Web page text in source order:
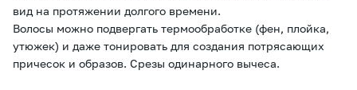
вид на протяжении долгого времени.
Волосы можно подвергать термообработке (фен, плойка,
утюжек) и даже тонировать для создания потрясающих
причесок и образов. Срезы одинарного вычеса.